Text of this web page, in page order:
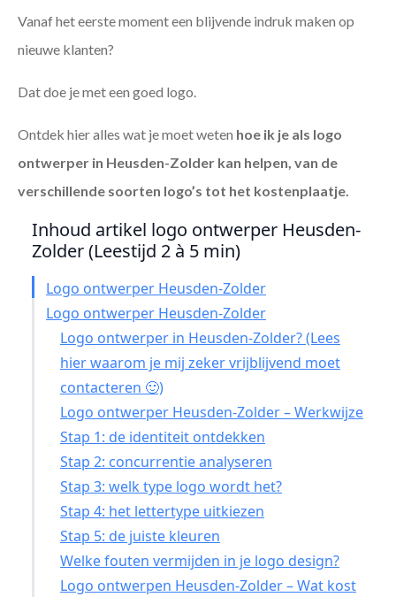
Vanaf het eerste moment een blijvende indruk maken op
nieuwe klanten?
Dat doe je met een goed logo.
Ontdek hier alles wat je moet weten hoe ik je als logo
ontwerper in Heusden-Zolder kan helpen, van de
verschillende soorten logo’s tot het kostenplaatje.
Inhoud artikel logo ontwerper Heusden-
Zolder (Leestijd 2 à 5 min)
Logo ontwerper Heusden-Zolder
Logo ontwerper Heusden-Zolder
Logo ontwerper in Heusden-Zolder? (Lees
hier waarom je mij zeker vrijblijvend moet
contacteren 🙂)
Logo ontwerper Heusden-Zolder – Werkwijze
Stap 1: de identiteit ontdekken
Stap 2: concurrentie analyseren
Stap 3: welk type logo wordt het?
Stap 4: het lettertype uitkiezen
Stap 5: de juiste kleuren
Welke fouten vermijden in je logo design?
Logo ontwerpen Heusden-Zolder – Wat kost